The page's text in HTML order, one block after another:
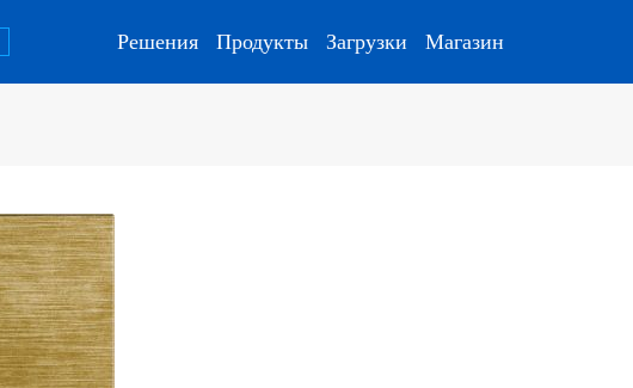
Решения Продукты Загрузки Магазин